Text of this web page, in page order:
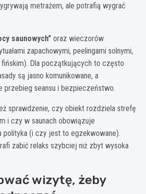
metrażem, ale potrafią wygrać
saunowych” oraz wieczorów
zapachowymi, peelingami solnymi,
fińskim). Dla początkujących to często
są jasno komunikowane, a
przebieg seansu i bezpieczeństwo.
sprawdzenie, czy obiekt rozdziela strefę
i czy w saunach obowiązuje
polityka (i czy jest to egzekwowane).
zabić relaks szybciej niż zbyt wysoka
wizytę, żeby